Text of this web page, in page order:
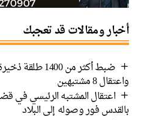
أخبار ومقالات قد تعجبك
ضبط أكثر من
واعتقال 8 مشتبهين
اعتقال المشتبه الرئيسي في
بالقدس فور وصوله إلى البلاد